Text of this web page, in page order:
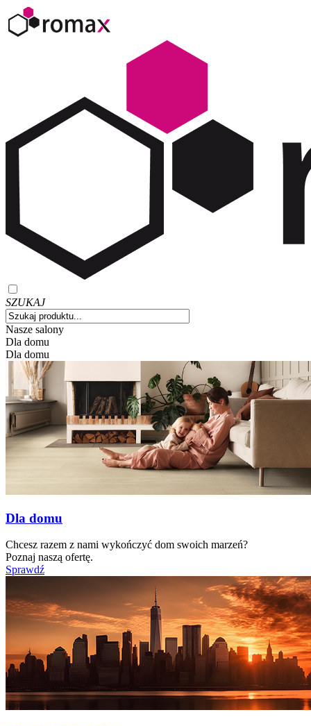
SZUKAJ
Nasze salony
Dla domu
Dla domu
Dla domu
Chcesz razem z nami wykończyć dom swoich marzeń?
Poznaj naszą ofertę.
Sprawdź